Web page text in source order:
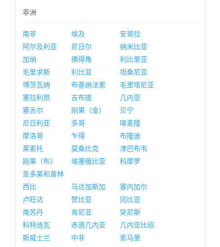
非洲
南非 埃及
安哥拉
阿尔及利亚
尼日尔
纳米比亚
加纳
佛得角
利比里亚
毛里求斯
利比亚
坦桑尼亚
博茨瓦纳
布基纳法索
毛里塔尼亚
塞拉利昂
吉布提
几内亚
塞舌尔
刚果（金）
贝宁
尼日利亚
多哥
喀麦隆
摩洛哥
乍得
布隆迪
莱索托
莫桑比克
津巴布韦
刚果（布）
埃塞俄比亚
科摩罗
圣多美和普林
西比
马达加斯加
塞内加尔
卢旺达
赞比亚
冈比亚
南苏丹
肯尼亚
突尼斯
科特迪瓦
赤道几内亚
几内亚比绍
斯威士兰
中非
索马里